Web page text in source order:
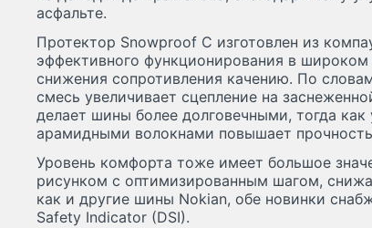
асфальте.
Протектор Snowproof C изготовлен из
эффективного функционирования в
снижения сопротивления качению. По
смесь увеличивает сцепление на
делает шины более долговечными, тогда как
арамидными волокнами повышает
Уровень комфорта тоже имеет большое
рисунком с оптимизированным шагом,
как и другие шины Nokian, обе новинки
Safety Indicator (DSI).